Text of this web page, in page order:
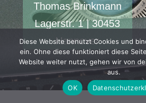
Thomas Brinkmann
Lagerstr. 1 | 30453
Hannover
Diese Website benutzt Cookies und
ein. Ohne diese funktioniert diese
Website weiter nutzt, gehen wir von
aus.
OK